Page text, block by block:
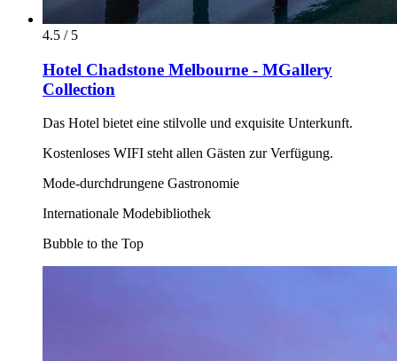
4.5 / 5
Hotel Chadstone Melbourne - MGallery
Collection
Das Hotel bietet eine stilvolle und exquisite Unterkunft.
Kostenloses WIFI steht allen Gästen zur Verfügung.
Mode-durchdrungene Gastronomie
Internationale Modebibliothek
Bubble to the Top